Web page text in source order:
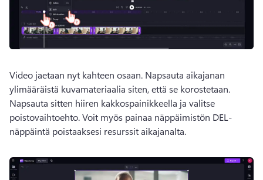
Video jaetaan nyt kahteen osaan. Napsauta aikajanan
ylimääräistä kuvamateriaalia siten, että se korostetaan.
Napsauta sitten hiiren kakkospainikkeella ja valitse
poistovaihtoehto. Voit myös painaa näppäimistön DEL-
näppäintä poistaaksesi resurssit aikajanalta.